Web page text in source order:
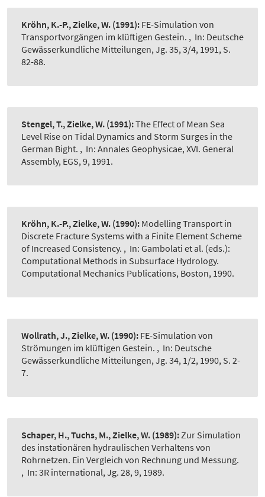
Kröhn, K.-P., Zielke, W. (1991): FE-Simulation von
Transportvorgängen im klüftigen Gestein. , In: Deutsche
Gewässerkundliche Mitteilungen, Jg. 35, 3/4, 1991, S.
82-88.
Stengel, T., Zielke, W. (1991):The Effect of Mean Sea
Level Rise on Tidal Dynamics and Storm Surges in the
German Bight. , In: Annales Geophysicae, XVI. General
Assembly, EGS, 9, 1991.
Kröhn, K.-P., Zielke, W. (1990): Modelling Transport in
Discrete Fracture Systems with a Finite Element Scheme
of Increased Consistency. , In: Gambolati et al. (eds.):
Computational Methods in Subsurface Hydrology.
Computational Mechanics Publications, Boston, 1990.
Wollrath, J., Zielke, W. (1990): FE-Simulation von
Strömungen im klüftigen Gestein. , In: Deutsche
Gewässerkundliche Mitteilungen, Jg. 34, 1/2, 1990, S. 2-
7.
Schaper, H., Tuchs, M., Zielke, W. (1989):Zur Simulation
des instationären hydraulischen Verhaltens von
Rohrnetzen. Ein Vergleich von Rechnung und Messung.
, In: 3R international, Jg. 28, 9, 1989.